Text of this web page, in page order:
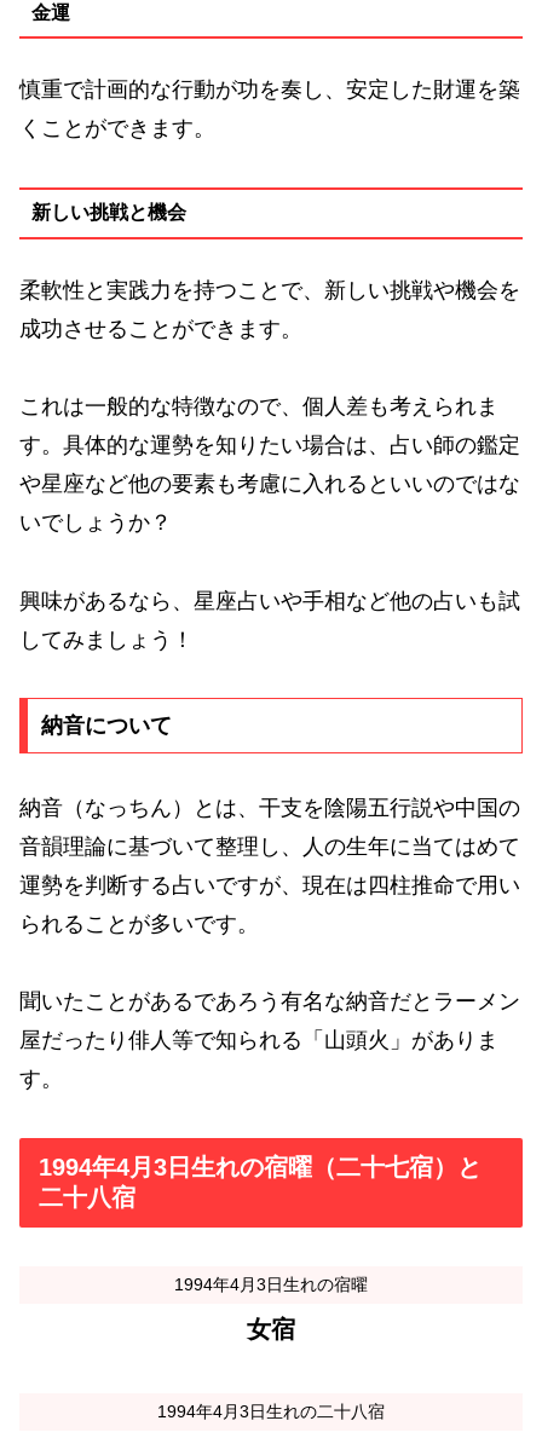
金運
慎重で計画的な行動が功を奏し、安定した財運を築
くことができます。
新しい挑戦と機会
柔軟性と実践力を持つことで、新しい挑戦や機会を
成功させることができます。
これは一般的な特徴なので、個人差も考えられま
す。具体的な運勢を知りたい場合は、占い師の鑑定
や星座など他の要素も考慮に入れるといいのではな
いでしょうか？
興味があるなら、星座占いや手相など他の占いも試
してみましょう！
納音について
納音（なっちん）とは、干支を陰陽五行説や中国の
音韻理論に基づいて整理し、人の生年に当てはめて
運勢を判断する占いですが、現在は四柱推命で用い
られることが多いです。
聞いたことがあるであろう有名な納音だとラーメン
屋だったり俳人等で知られる「山頭火」がありま
す。
1994年4月3日生れの宿曜（二十七宿）と
二十八宿
1994年4月3日生れの宿曜
女宿
1994年4月3日生れの二十八宿